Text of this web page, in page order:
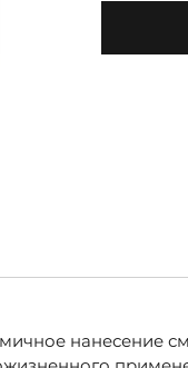
нанесение